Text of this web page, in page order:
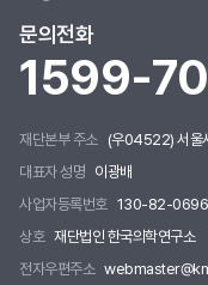
문의전화
1599-
재단본부 주소
(우04522) 서울
대표자 성명 이광배
사업자등록번호 130-82-
상호 재단법인 한국의학연구소
전자우편주소